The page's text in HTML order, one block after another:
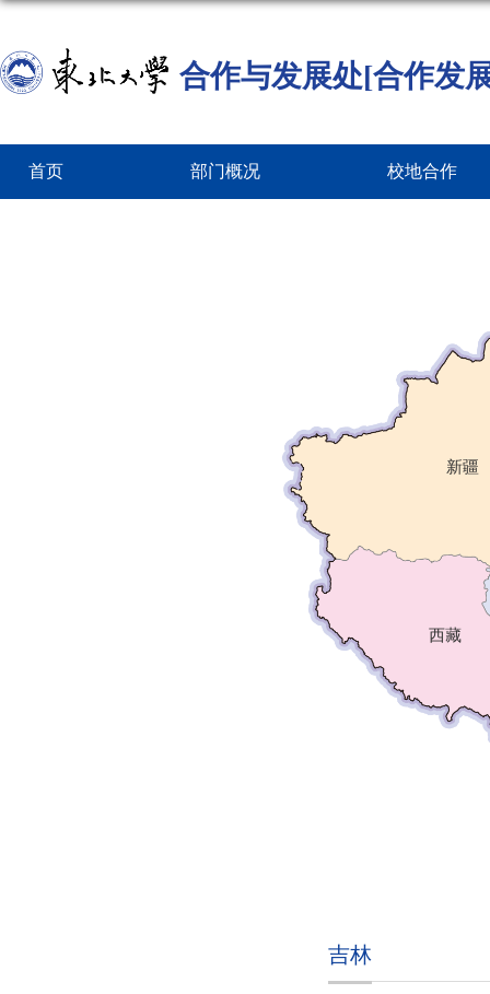
合作与发展处[合作发
首页 部门概况 校地合作
新疆
西藏
吉林